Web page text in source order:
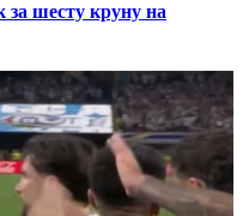
за шесту круну на